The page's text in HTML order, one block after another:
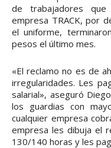
de trabajadores
empresa TRACK, por
el uniforme,
pesos el último mes.
«El reclamo no es de
irregularidades. Les
salarial», aseguró
los guardias con
cualquier empresa
empresa les dibuja el
130/140 horas y les